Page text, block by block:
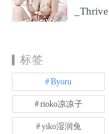
标签
Byoru
rioko凉凉子
yiko湿润兔